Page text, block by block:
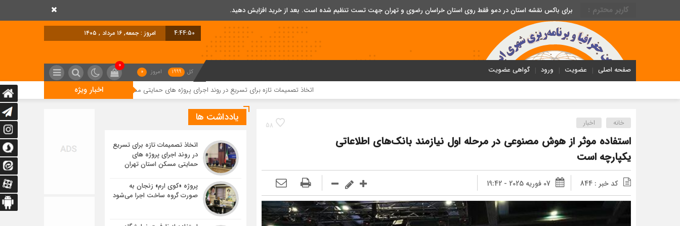
کاربر محترم : برای باکس نقشه استان در دمو فقط روی استان خراسان رضوی و تهران جهت تست تنظیم شده است. بعد از خرید افزایش دهید.
4:44:50 امروز : جمعه, ۱۶ مرداد , ۱۴۰۵
صفحه اصلی عضویت ورود گواهی عضویت کل 1999 امروز 0
0
اخبار ویژه اتخاذ تصمیمات تازه برای تسریع در روند اجرای پروژه های حمایتی مسکن استان تهران پروژه «کوی ارم» زنجان به صورت گروه
58 خانه اخبار
استفاده موثر از هوش مصنوعی در مرحله اول نیازمند بانک‌های اطلاعاتی
یکپارچه است
کد خبر : 844 07 فوریه 2025 - 19:42
یادداشت ها
اتخاذ تصمیمات تازه برای تسریع
در روند اجرای پروژه های
حمایتی مسکن استان تهران
پروژه «کوی ارم» زنجان به
صورت گروه ساخت اجرا می‌شود